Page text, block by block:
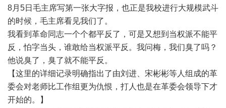
8月5日毛主席写第一张大字报，也正是我校进行大规模武斗
的时候，毛主席看见我们了。
我看到革命同志一个个都平反了，可是又想到当权派不能平
反，怕字当头，谁敢给当权派平反。我问梅，我们臭了吗？
他说臭了，臭了就不能平反。
【这里的详细记录明确指出了由刘进、宋彬彬等人组成的革
委会对老师比工作组更为仇恨，打人也是在革委会领导下才
开始的。】